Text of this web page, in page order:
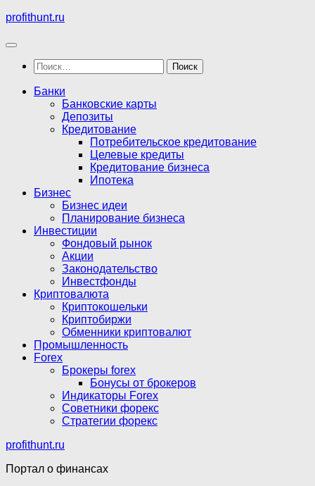
Перейти
содержимому
profithunt.ru
Найти:
Банки
Банковские карты
Депозиты
Кредитование
Потребительское кредитование
Целевые кредиты
Кредитование бизнеса
Ипотека
Бизнес
Бизнес идеи
Планирование бизнеса
Инвестиции
Фондовый рынок
Акции
Законодательство
Инвестфонды
Криптовалюта
Криптокошельки
Криптобиржи
Обменники криптовалют
Промышленность
Forex
Брокеры forex
Бонусы от брокеров
Индикаторы Forex
Советники форекс
Стратегии форекс
profithunt.ru
Портал о финансах